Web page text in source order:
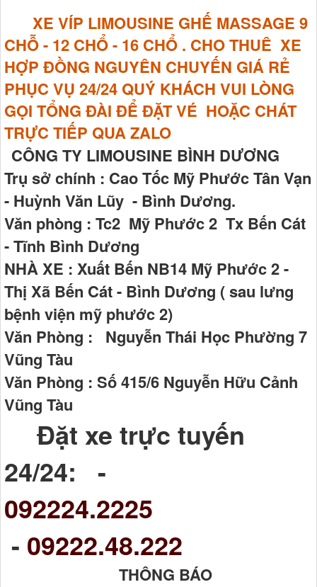
XE VÍP LIMOUSINE GHẾ MASSAGE 9
CHỖ - 12 CHỔ - 16 CHỔ . CHO THUÊ XE
HỢP ĐỒNG NGUYÊN CHUYẾN GIÁ RẺ
PHỤC VỤ 24/24 QUÝ KHÁCH VUI LÒNG
GỌI TỔNG ĐÀI ĐỂ ĐẶT VÉ HOẶC CHÁT
TRỰC TIẾP QUA ZALO
CÔNG TY LIMOUSINE BÌNH DƯƠNG
Trụ sở chính : Cao Tốc Mỹ Phước Tân Vạn
- Huỳnh Văn Lũy - Bình Dương.
Văn phòng : Tc2 Mỹ Phước 2 Tx Bến Cát
- Tĩnh Bình Dương
NHÀ XE : Xuất Bến NB14 Mỹ Phước 2 -
Thị Xã Bến Cát - Bình Dương ( sau lưng
bệnh viện mỹ phước 2)
Văn Phòng : Nguyễn Thái Học Phường 7
Vũng Tàu
Văn Phòng : Số 415/6 Nguyễn Hữu Cảnh
Vũng Tàu
Đặt xe trực tuyến
24/24: -
092224.2225
- 09222.48.222
THÔNG BÁO